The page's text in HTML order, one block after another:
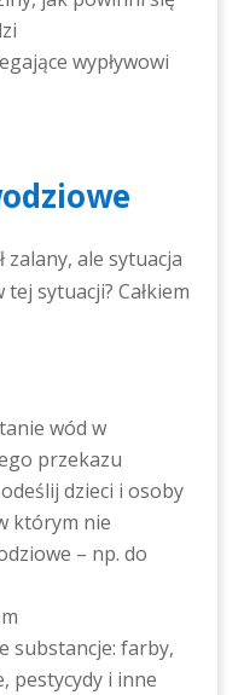
wypływowi
zalany, ale sytuacja
sytuacji? Całkiem
wód w
przekazu
dzieci i osoby
którym nie
– np. do
substancje: farby,
pestycydy i inne